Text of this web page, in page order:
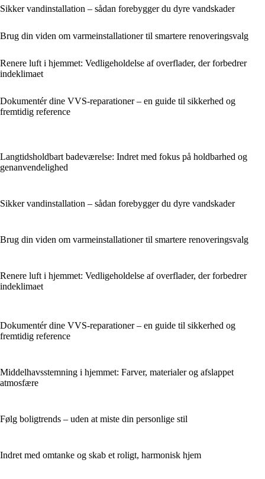
Sikker vandinstallation – sådan forebygger du dyre vandskader
Brug din viden om varmeinstallationer til smartere renoveringsvalg
Renere luft i hjemmet: Vedligeholdelse af overflader, der forbedrer
indeklimaet
Dokumentér dine VVS-reparationer – en guide til sikkerhed og
fremtidig reference
Langtidsholdbart badeværelse: Indret med fokus på holdbarhed og
genanvendelighed
Sikker vandinstallation – sådan forebygger du dyre vandskader
Brug din viden om varmeinstallationer til smartere renoveringsvalg
Renere luft i hjemmet: Vedligeholdelse af overflader, der forbedrer
indeklimaet
Dokumentér dine VVS-reparationer – en guide til sikkerhed og
fremtidig reference
Middelhavsstemning i hjemmet: Farver, materialer og afslappet
atmosfære
Følg boligtrends – uden at miste din personlige stil
Indret med omtanke og skab et roligt, harmonisk hjem